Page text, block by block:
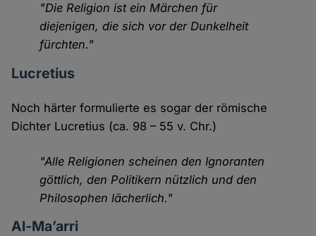
"Die Religion ist ein Märchen für
diejenigen, die sich vor der Dunkelheit
fürchten."
Lucretius
Noch härter formulierte es sogar der römische
Dichter Lucretius (ca. 98 – 55 v. Chr.)
"Alle Religionen scheinen den Ignoranten
göttlich, den Politikern nützlich und den
Philosophen lächerlich."
Al-Ma’arri